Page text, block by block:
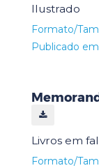
Ilustrado
Formato/
Publicado
Livros em
Formato/